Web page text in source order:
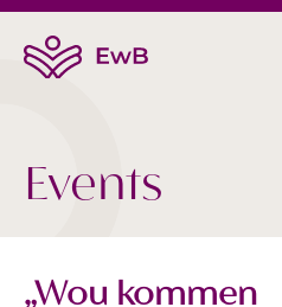
Events
„Wou kommen